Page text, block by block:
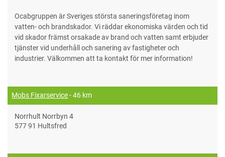
Ocabgruppen är Sveriges största saneringsföretag inom
vatten- och brandskador. Vi räddar ekonomiska värden och tid
vid skador främst orsakade av brand och vatten samt erbjuder
tjänster vid underhåll och sanering av fastigheter och
industrier. Välkommen att ta kontakt för mer information!
Mobs Fixarservice- 46 km
Norrhult Norrbyn 4
577 91 Hultsfred